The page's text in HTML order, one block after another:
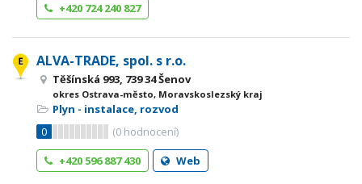
+420 724 240 827
ALVA-TRADE, spol. s r.o.
Těšínská 993, 739 34 Šenov
okres Ostrava-město, Moravskoslezský kraj
Plyn - instalace, rozvod
0
(0 hodnocení)
+420 596 887 430
Web